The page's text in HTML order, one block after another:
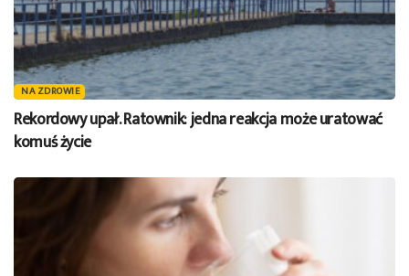
NA ZDROWIE
Rekordowy upał. Ratownik: jedna reakcja może uratować
komuś życie